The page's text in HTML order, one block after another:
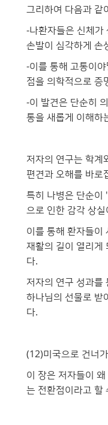
그리하여 다음과 같
-나환자들은 신체가
손발이 심각하게 손
-이를 통해 고통이
점을 의학적으로 증
-이 발견은 단순히
통을 새롭게 이해하
저자의 연구는 학계
편견과 오해를 바로
특히 나병은 단순이
으로 인한 감각 상
이를 통해 환자들이
재활의 길이 열리게
다.
저자의 연구 성과를
하나님의 선물로 받
다.
(12)미국으로 건너
이 장은 저자들이
는 전환점이라고 할